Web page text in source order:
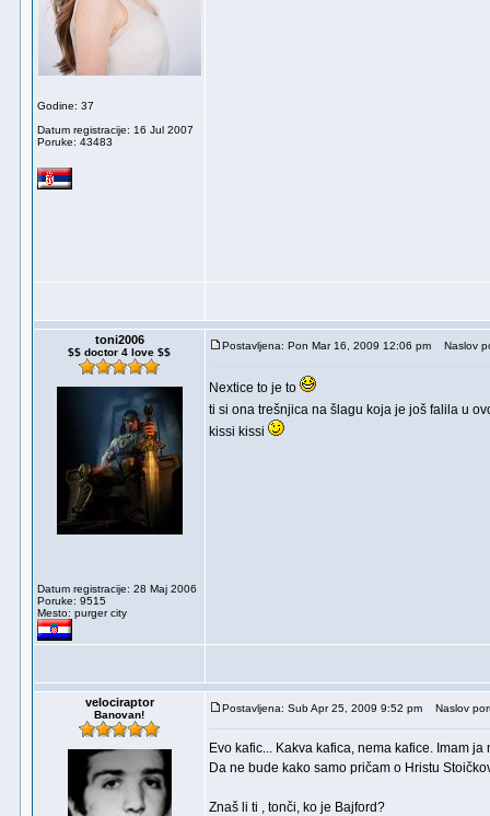
Godine: 37
Datum registracije: 16 Jul 2007
Poruke: 43483
toni2006
$$ doctor 4 love $$
Datum registracije: 28 Maj 2006
Poruke: 9515
Mesto: purger city
Postavljena: Pon Mar 16, 2009 12:06 pm Naslov
Nextice to je to
ti si ona trešnjica na šlagu koja je još falila u
kissi kissi
velociraptor
Banovan!
Postavljena: Sub Apr 25, 2009 9:52 pm Naslov
Evo kafic... Kakva kafica, nema kafice. Imam
Da ne bude kako samo pričam o Hristu
Znaš li ti , tonči, ko je Bajford?